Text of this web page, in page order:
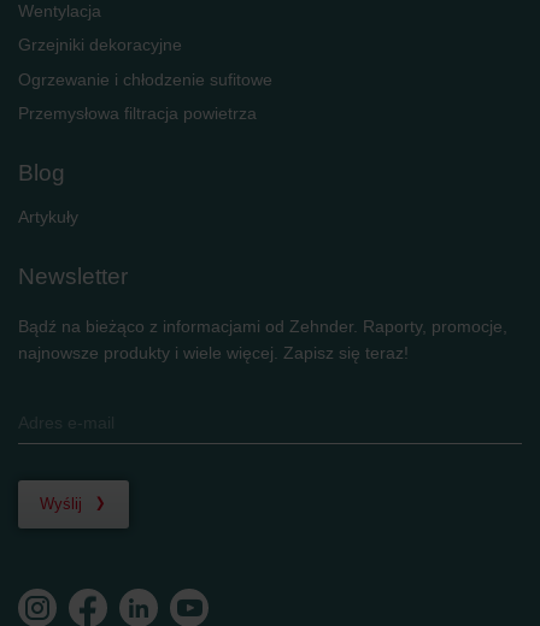
Wentylacja
Grzejniki dekoracyjne
Ogrzewanie i chłodzenie sufitowe
Przemysłowa filtracja powietrza
Blog
Artykuły
Newsletter
Bądź na bieżąco z informacjami od Zehnder. Raporty, promocje,
najnowsze produkty i wiele więcej. Zapisz się teraz!
Wyślij